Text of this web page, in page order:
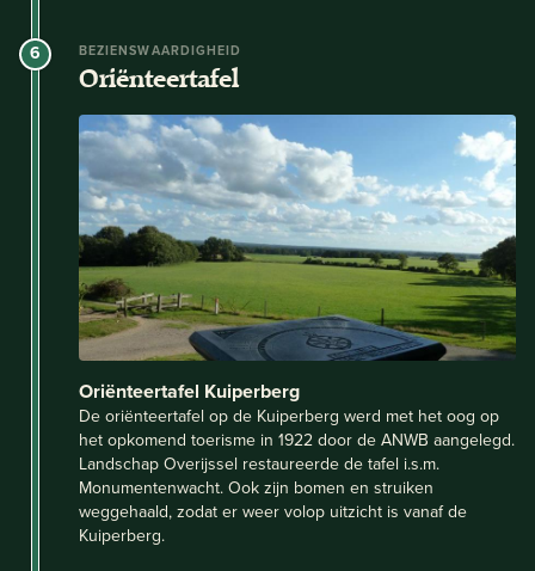
6 BEZIENSWAARDIGHEID
Oriënteertafel
Oriënteertafel Kuiperberg
De oriënteertafel op de Kuiperberg werd met het oog op
het opkomend toerisme in 1922 door de ANWB aangelegd.
Landschap Overijssel restaureerde de tafel i.s.m.
Monumentenwacht. Ook zijn bomen en struiken
weggehaald, zodat er weer volop uitzicht is vanaf de
Kuiperberg.